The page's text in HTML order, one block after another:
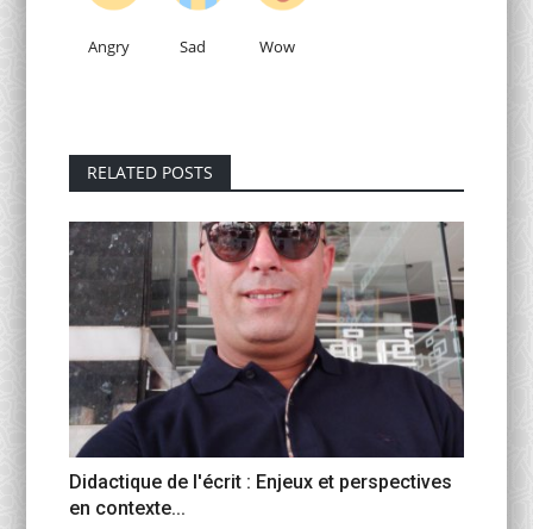
Angry Sad Wow
RELATED POSTS
Didactique de l'écrit : Enjeux et perspectives
en contexte...